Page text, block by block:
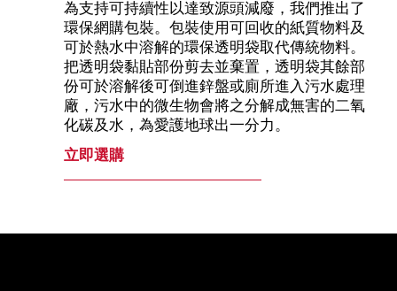
為支持可持續性以達致源頭減廢，我們推出了
環保網購包裝。包裝使用可回收的紙質物料及
可於熱水中溶解的環保透明袋取代傳統物料。
把透明袋黏貼部份剪去並棄置，透明袋其餘部
份可於溶解後可倒進鋅盤或廁所進入污水處理
廠，污水中的微生物會將之分解成無害的二氧
化碳及水，為愛護地球出一分力。
立即選購